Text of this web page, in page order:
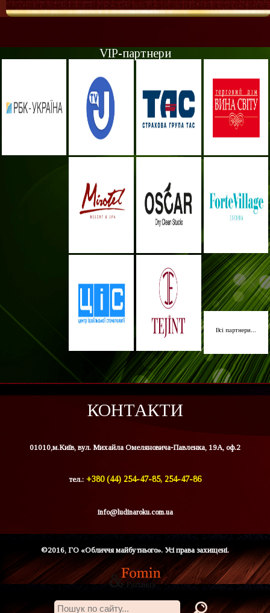
VIP-партнери
Всі партнери...
КОНТАКТИ
01010,м.Київ, вул. Михайла Омеляновича-Павленка, 19А, оф.2
тел.: +380 (44) 254-47-85, 254-47-86
info@ludinaroku.com.ua
©2016, ГО «Обличчя майбутнього». Усі права захищені.